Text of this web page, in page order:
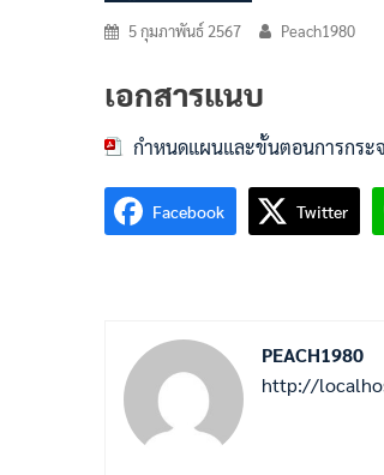
5 กุมภาพันธ์ 2567 Peach1980
เอกสารแนบ
กำหนดแผนและขั้นตอนการกระ
Facebook Twitter
PEACH1980
http://